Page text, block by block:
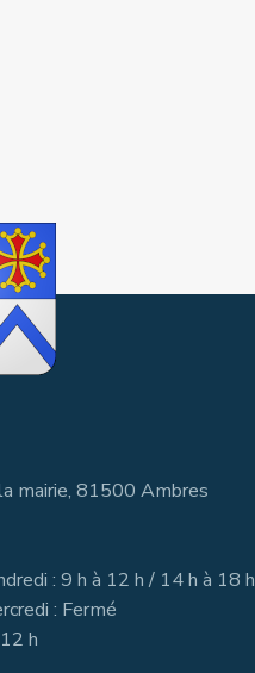
mairie, 81500 Ambres
: 9 h à 12 h / 14 h à 18 h
: Fermé
h